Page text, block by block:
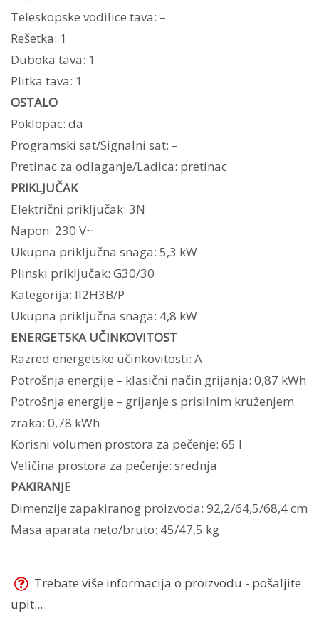
Teleskopske vodilice tava: –
Rešetka: 1
Duboka tava: 1
Plitka tava: 1
OSTALO
Poklopac: da
Programski sat/Signalni sat: –
Pretinac za odlaganje/Ladica: pretinac
PRIKLJUČAK
Električni priključak: 3N
Napon: 230 V~
Ukupna priključna snaga: 5,3 kW
Plinski priključak: G30/30
Kategorija: II2H3B/P
Ukupna priključna snaga: 4,8 kW
ENERGETSKA UČINKOVITOST
Razred energetske učinkovitosti: A
Potrošnja energije – klasični način grijanja: 0,87 kWh
Potrošnja energije – grijanje s prisilnim kruženjem
zraka: 0,78 kWh
Korisni volumen prostora za pečenje: 65 l
Veličina prostora za pečenje: srednja
PAKIRANJE
Dimenzije zapakiranog proizvoda: 92,2/64,5/68,4 cm
Masa aparata neto/bruto: 45/47,5 kg
Trebate više informacija o proizvodu - pošaljite
upit...